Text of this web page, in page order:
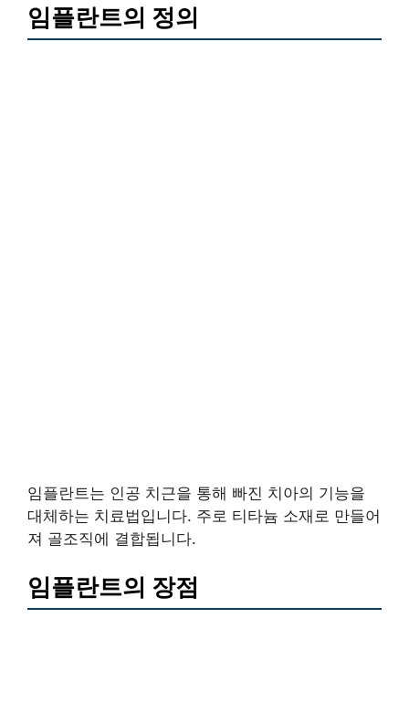
임플란트의 정의
임플란트는 인공 치근을 통해 빠진 치아의 기능을
대체하는 치료법입니다. 주로 티타늄 소재로 만들어
져 골조직에 결합됩니다.
임플란트의 장점